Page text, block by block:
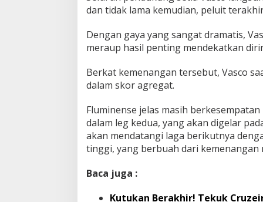
dan tidak lama kemudian, peluit
Dengan gaya yang sangat dramatis,
meraup hasil penting mendekatkan
Berkat kemenangan tersebut, Vasco
dalam skor agregat.
Fluminense jelas masih
dalam leg kedua, yang akan digelar
akan mendatangi laga berikutnya
tinggi, yang berbuah dari kemenangan
Baca juga :
Kutukan Berakhir! Tekuk